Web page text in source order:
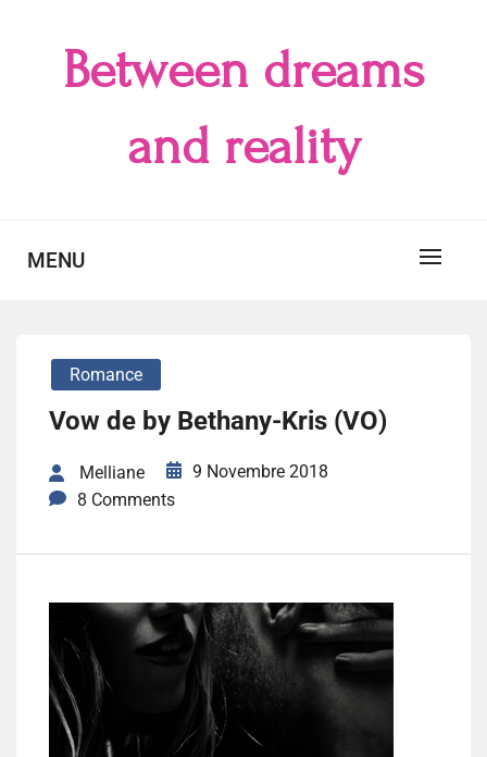
Between dreams
and reality
MENU
Romance
Vow de by Bethany-Kris (VO)
Melliane
9 Novembre 2018
8 Comments